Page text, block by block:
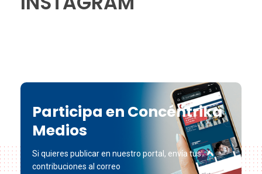
Participa en Concéntrika
Medios
Si quieres publicar en nuestro portal, envía tus
contribuciones al correo